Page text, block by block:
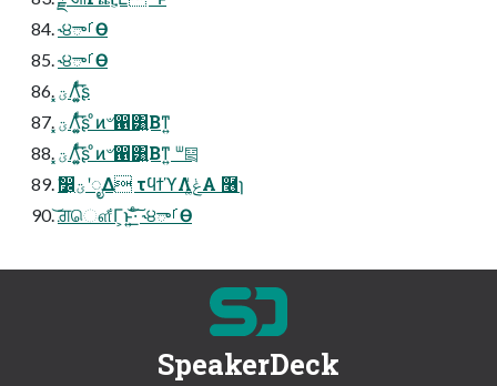
˞੪ాࡱӨ
˞੪ాࡱӨ
͓ؾΛ͚͍ͭͩ͘͞ʂ
͓ؾΛ͚͍ͭͩ͘͞ʂ ͦͷ৺഑͸͍Βͳ͍
͓ؾΛ͚͍ͭͩ͘͞ʂ ͦͷ৺഑͸͍Βͳ͍ ᐜ༕
ࣗ෼͕ؾʹೖΔ τϥϯϓΛݟ͚ͭΑ͏ ݁࿦ɿ
͝ਗ਼ௌ͋Γ͕ͱ͏͍͟͝·ͨ͠ ˞੪ాࡱӨ
SpeakerDeck